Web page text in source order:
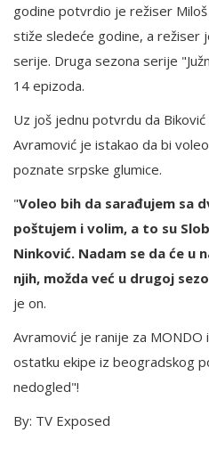
godine potvrdio je režiser
stiže sledeće godine, a režiser
serije. Druga sezona serije
14 epizoda.
Uz još jednu potvrdu da
Avramović je istakao da bi
poznate srpske glumice.
"Voleo bih da sarađujem sa
poštujem i volim, a to su
Ninković. Nadam se da će
njih, možda već u drugoj
je on.
Avramović je ranije za MONDO
ostatku ekipe iz beogradskog
nedogled"!
By: TV Exposed